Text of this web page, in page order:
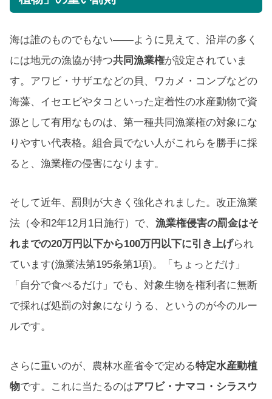
海は誰のものでもない――ように見えて、沿岸の多く
には地元の漁協が持つ共同漁業権が設定されていま
す。アワビ・サザエなどの貝、ワカメ・コンブなどの
海藻、イセエビやタコといった定着性の水産動物で資
源として有用なものは、第一種共同漁業権の対象にな
りやすい代表格。組合員でない人がこれらを勝手に採
ると、漁業権の侵害になります。
そして近年、罰則が大きく強化されました。改正漁業
法（令和2年12月1日施行）で、 漁業権侵害の罰金はそ
れまでの20万円以下から100万円以下に引き上げられ
ています(漁業法第195条第1項)。「ちょっとだけ」
「自分で食べるだけ」でも、対象生物を権利者に無断
で採れば処罰の対象になりうる、というのが今のルー
ルです。
さらに重いのが、農林水産省令で定める特定水産動植
物です。これに当たるのはアワビ・ナマコ・シラスウ